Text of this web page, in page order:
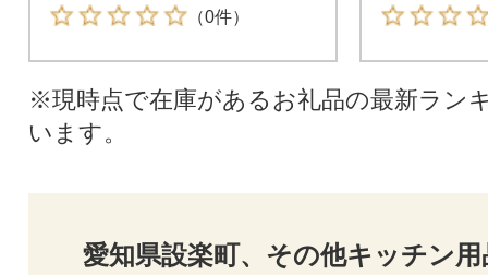
れ 和まされる多目的トレイ
（0件）
じるような
状に仕上げ
※現時点で在庫があるお礼品の最新ラン
います。
愛知県設楽町、その他キッチン